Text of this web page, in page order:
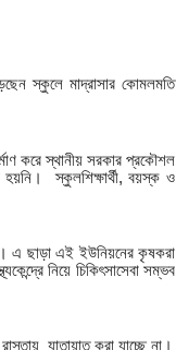
স্কুলে মাদ্রাসার কোমলমতি
করে স্থানীয় সরকার প্রকৌশল
স্কুলশিক্ষার্থী, বয়স্ক ও
এ ছাড়া এই ইউনিয়নের কৃষকরা
নিয়ে চিকিৎসাসেবা সম্ভব
যাতায়াত করা যাচ্ছে না।